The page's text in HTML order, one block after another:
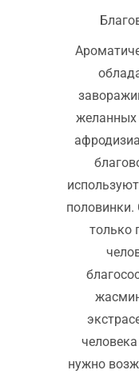
желанных
половинки.
только
нужно